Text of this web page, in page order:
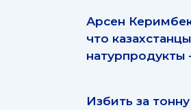
Арсен
что
натурпродукты
Избить за